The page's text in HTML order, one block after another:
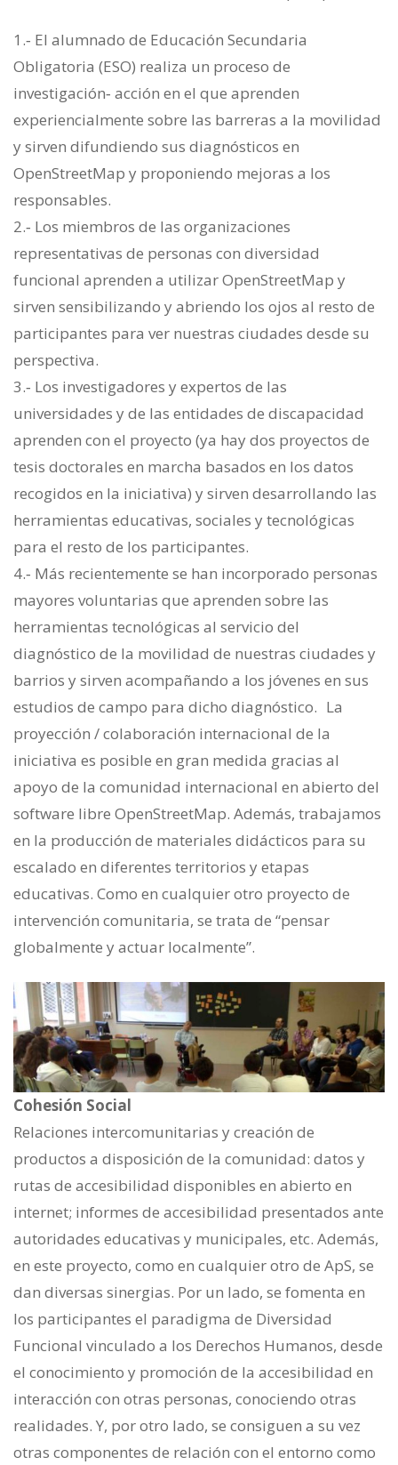
1.‐ El alumnado de Educación Secundaria
Obligatoria (ESO) realiza un proceso de
investigación‐ acción en el que aprenden
experiencialmente sobre las barreras a la movilidad
y sirven difundiendo sus diagnósticos en
OpenStreetMap y proponiendo mejoras a los
responsables.
2.‐ Los miembros de las organizaciones
representativas de personas con diversidad
funcional aprenden a utilizar OpenStreetMap y
sirven sensibilizando y abriendo los ojos al resto de
participantes para ver nuestras ciudades desde su
perspectiva.
3.‐ Los investigadores y expertos de las
universidades y de las entidades de discapacidad
aprenden con el proyecto (ya hay dos proyectos de
tesis doctorales en marcha basados en los datos
recogidos en la iniciativa) y sirven desarrollando las
herramientas educativas, sociales y tecnológicas
para el resto de los participantes.
4.‐ Más recientemente se han incorporado personas
mayores voluntarias que aprenden sobre las
herramientas tecnológicas al servicio del
diagnóstico de la movilidad de nuestras ciudades y
barrios y sirven acompañando a los jóvenes en sus
estudios de campo para dicho diagnóstico. La
proyección / colaboración internacional de la
iniciativa es posible en gran medida gracias al
apoyo de la comunidad internacional en abierto del
software libre OpenStreetMap. Además, trabajamos
en la producción de materiales didácticos para su
escalado en diferentes territorios y etapas
educativas. Como en cualquier otro proyecto de
intervención comunitaria, se trata de “pensar
globalmente y actuar localmente”.
Cohesión Social
Relaciones intercomunitarias y creación de
productos a disposición de la comunidad: datos y
rutas de accesibilidad disponibles en abierto en
internet; informes de accesibilidad presentados ante
autoridades educativas y municipales, etc. Además,
en este proyecto, como en cualquier otro de ApS, se
dan diversas sinergias. Por un lado, se fomenta en
los participantes el paradigma de Diversidad
Funcional vinculado a los Derechos Humanos, desde
el conocimiento y promoción de la accesibilidad en
interacción con otras personas, conociendo otras
realidades. Y, por otro lado, se consiguen a su vez
otras componentes de relación con el entorno como